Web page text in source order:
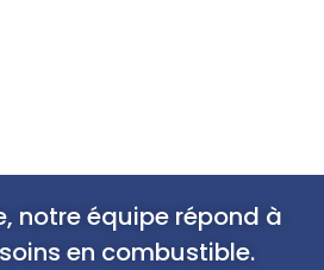
notre équipe répond à
en combustible.